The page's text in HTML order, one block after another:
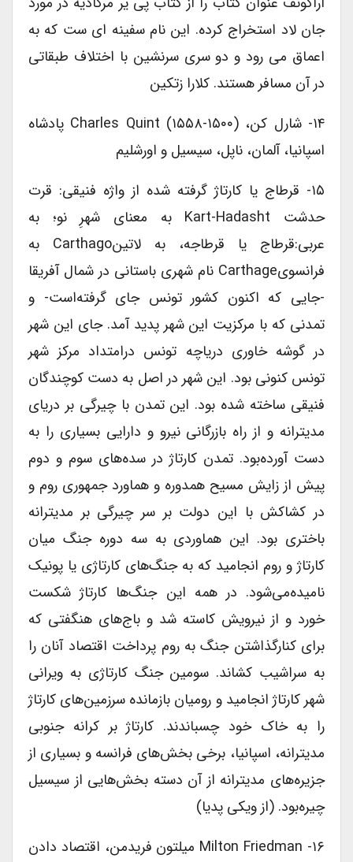
جان لاد استخراج کرده. این نام سفینه ای ست که به
اعماق می رود و دو سری سرنشین با اختلاف طبقاتی
در آن مسافر هستند. کلارا زتکین
۱۴- شارل کن، Charles Quint (۱۵۵۸-۱۵۰۰) پادشاه
اسپانیا، آلمان، ناپل، سیسیل و اورشلیم
۱۵- قرطاج یا کارتاژ گرفته شده از واژه فنیقی: قرت
حدشت Kart-Hadasht به معنای شهرِ نو؛ به
عربی:قرطاج یا قرطاجه، به لاتینCarthago به
فرانسویCarthage نام شهری باستانی در شمال آفریقا
-جایی که اکنون کشور تونس جای گرفته‌است- و
تمدنی که با مرکزیت این شهر پدید آمد. جای این شهر
در گوشه خاوری دریاچه تونس درامتداد مرکز شهر
تونس کنونی بود. این شهر در اصل به دست کوچندگان
فنیقی ساخته شده بود. این تمدن با چیرگی بر دریای
مدیترانه و از راه بازرگانی نیرو و دارایی بسیاری را به
دست آورده‌بود. تمدن کارتاژ در سده‌های سوم و دوم
پیش از زایش مسیح همدوره و هماورد جمهوری روم و
در کشاکش با این دولت بر سر چیرگی بر مدیترانه
باختری بود. این هماوردی به سه دوره جنگ میان
کارتاژ و روم انجامید که به جنگ‌های کارتاژی یا پونیک
نامیده‌می‌شود. در همه این جنگ‌ها کارتاژ شکست
خورد و از نیرویش کاسته شد و باج‌های هنگفتی که
برای کنارگذاشتن جنگ به روم پرداخت اقتصاد آنان را
به سراشیب کشاند. سومین جنگ کارتاژی به ویرانی
شهر کارتاژ انجامید و رومیان بازمانده سرزمین‌های کارتاژ
را به خاک خود چسباندند. کارتاژ بر کرانه جنوبی
مدیترانه، اسپانیا، برخی بخش‌های فرانسه و بسیاری از
جزیره‌های مدیترانه از آن دسته بخش‌هایی از سیسیل
چیره‌بود. (از ویکی پدیا)
۱۶- Milton Friedman میلتون فریدمن، اقتصاد دادن